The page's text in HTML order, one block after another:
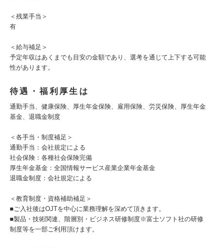
＜残業手当＞
有
＜給与補足＞
予定年収はあくまでも目安の金額であり、選考を通じて上下する可能
性があります。
待遇・福利厚生は
通勤手当、健康保険、厚生年金保険、雇用保険、労災保険、厚生年金
基金、退職金制度
＜各手当・制度補足＞
通勤手当：会社規定による
社会保険：各種社会保険完備
厚生年金基金：全国情報サービス産業企業年金基金
退職金制度：会社規定による
＜教育制度・資格補助補足＞
■ご入社後はOJTを中心に業務理解を深めて頂きます。
■製品・技術関連、階層別・ビジネス研修制度※富士ソフト社の研修
制度等を一部ご利用頂けます。